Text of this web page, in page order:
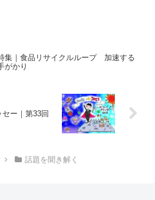
集｜食品リサイクルループ 加速する
がかり
ー｜第33回
話題を聞き解く